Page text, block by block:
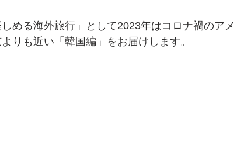
しめる海外旅行」として2023年はコロナ禍のア
りも近い「韓国編」をお届けします。